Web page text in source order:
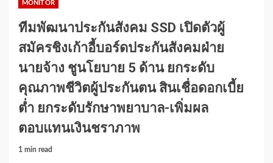
MONITOR
ทีมพัฒนาประกันสังคม SSD เปิดตัวผู้
สมัครชิงเก้าอี้บอร์ดประกันสังคมฝ่าย
นายจ้าง ชูนโยบาย 5 ด้าน ยกระดับ
คุณภาพชีวิตผู้ประกันตน สินเชื่อดอกเบี้ย
ต่ำ ยกระดับรักษาพยาบาล-เพิ่มผล
ตอบแทนเงินชราภาพ
1 min read